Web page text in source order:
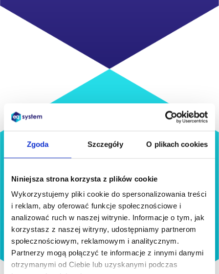
Zgoda Szczegóły O plikach cookies
Niniejsza strona korzysta z plików cookie
Wykorzystujemy pliki cookie do spersonalizowania treści
i reklam, aby oferować funkcje społecznościowe i
analizować ruch w naszej witrynie. Informacje o tym, jak
korzystasz z naszej witryny, udostępniamy partnerom
społecznościowym, reklamowym i analitycznym.
Partnerzy mogą połączyć te informacje z innymi danymi
otrzymanymi od Ciebie lub uzyskanymi podczas